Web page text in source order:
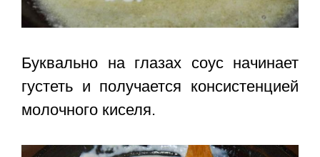
Буквально на глазах соус начинает
густеть и получается консистенцией
молочного киселя.